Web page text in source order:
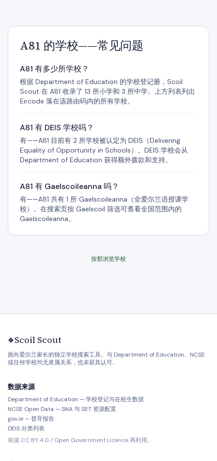
A81 的学校——常见问题
A81 有多少所学校？
根据 Department of Education 的学校登记册，Scoil
Scout 在 A81 收录了 13 所小学和 3 所中学。上方列表列出
Eircode 落在该路由码内的所有学校。
A81 有 DEIS 学校吗？
有——A81 目前有 2 所学校被认定为 DEIS（Delivering
Equality of Opportunity in Schools）。DEIS 学校会从
Department of Education 获得额外拨款和支持。
A81 有 Gaelscoileanna 吗？
有——A81 共有 1 所 Gaelscoileanna（全爱尔兰语授课学
校）。在搜索页按 Gaelscoil 筛选可查看全国范围内的
Gaelscoileanna。
按郡浏览学校
🍀Scoil Scout
面向爱尔兰家长的独立学校搜索工具。与 Department of Education、NCSE
或任何学校均无隶属关系，也未获其认可。
数据来源
Department of Education — 学校登记与在校生数据
NCSE Open Data — SNA 与 SET 资源配置
gov.ie — 督导报告
DEIS 分类列表
依据 CC BY 4.0 / Open Government Licence 再利用。